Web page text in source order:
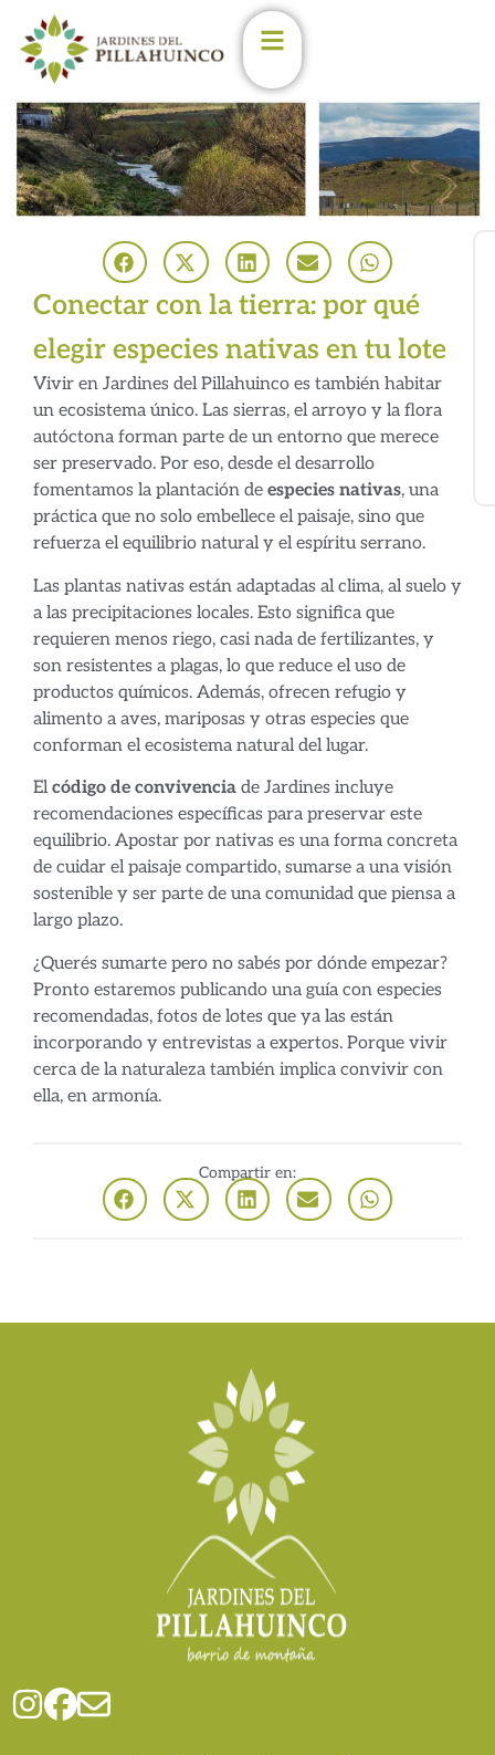
Conectar con la tierra: por qué
elegir especies nativas en tu lote
Vivir en Jardines del Pillahuinco es también habitar
un ecosistema único. Las sierras, el arroyo y la flora
autóctona forman parte de un entorno que merece
ser preservado. Por eso, desde el desarrollo
fomentamos la plantación de especies nativas, una
práctica que no solo embellece el paisaje, sino que
refuerza el equilibrio natural y el espíritu serrano.
Las plantas nativas están adaptadas al clima, al suelo y
a las precipitaciones locales. Esto significa que
requieren menos riego, casi nada de fertilizantes, y
son resistentes a plagas, lo que reduce el uso de
productos químicos. Además, ofrecen refugio y
alimento a aves, mariposas y otras especies que
conforman el ecosistema natural del lugar.
Elcódigo de convivencia de Jardines incluye
recomendaciones específicas para preservar este
equilibrio. Apostar por nativas es una forma concreta
de cuidar el paisaje compartido, sumarse a una visión
sostenible y ser parte de una comunidad que piensa a
largo plazo.
¿Querés sumarte pero no sabés por dónde empezar?
Pronto estaremos publicando una guía con especies
recomendadas, fotos de lotes que ya las están
incorporando y entrevistas a expertos. Porque vivir
cerca de la naturaleza también implica convivir con
ella, en armonía.
Compartir en:
Enterate de las últimas
novedades en los
Jardines
Estoy de acuerdo con las
condiciones y políticas de
privacidad.
cualqueir momento)
Nombre
Email